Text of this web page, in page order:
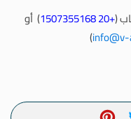
(
+20 1507355168
) أو
)